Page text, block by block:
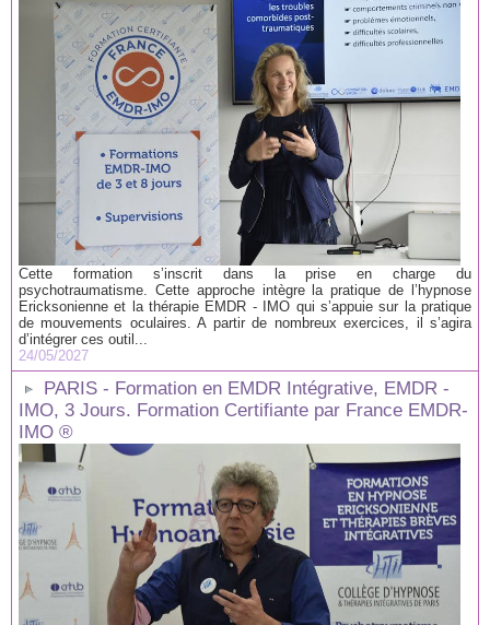
Cette formation s’inscrit dans la prise en charge du
psychotraumatisme. Cette approche intègre la pratique de l’hypnose
Ericksonienne et la thérapie EMDR - IMO qui s’appuie sur la pratique
de mouvements oculaires. A partir de nombreux exercices, il s’agira
d’intégrer ces outil...
24/05/2027
PARIS - Formation en EMDR Intégrative, EMDR -
IMO, 3 Jours. Formation Certifiante par France EMDR-
IMO ®